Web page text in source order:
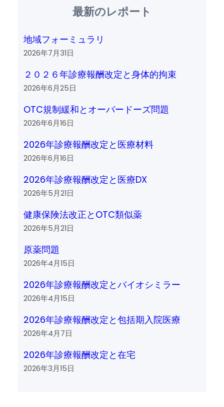
最新のレポート
地域フォーミュラリ
2026年7月31日
２０２６年診療報酬改定と身体的拘束
2026年6月25日
OTC規制緩和とオーバードーズ問題
2026年6月16日
2026年診療報酬改定と医療材料
2026年6月16日
2026年診療報酬改定と医療DX
2026年5月21日
健康保険法改正とOTC類似薬
2026年5月21日
原薬問題
2026年4月15日
2026年診療報酬改定とバイオシミラー
2026年4月15日
2026年診療報酬改定と包括期入院医療
2026年4月7日
2026年診療報酬改定と在宅
2026年3月15日